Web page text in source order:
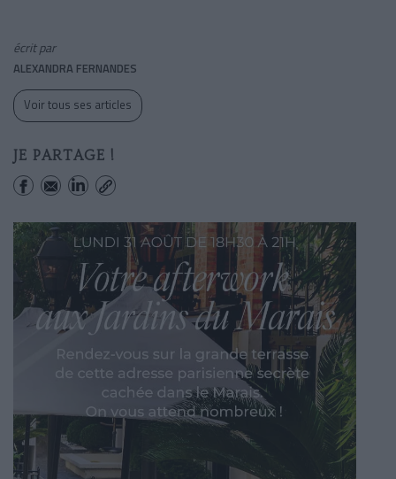
écrit par
ALEXANDRA FERNANDES
Voir tous ses articles
JE PARTAGE !